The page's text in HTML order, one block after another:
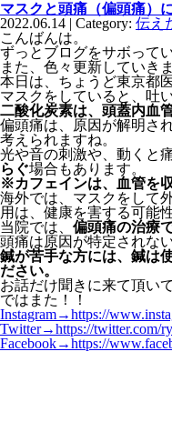
マスクと頭痛（偏頭痛）
2022.06.14 | Category: 伝え
こんばんは。
ずっとブログをサボって
また、色々更新していきま
本日は、ちょうど東京都
マスクをしていると、吐
二酸化炭素は、頭蓋内血
偏頭痛は、原因が解明さ
考えられますね。
光や音の刺激や、動くと
らぐ場合もあります。
※カフェインは、血管を
海外では、マスクをして
用は、健康を害する可能
当院では、 偏頭痛の治療
頭痛は原因が特定されな
鍼が苦手な方には、鍼は
ださい。
お話だけ聞きに来て頂い
ではまた！！
Instagram→https://
Twitter→https://twitter.com/
Facebook→https://